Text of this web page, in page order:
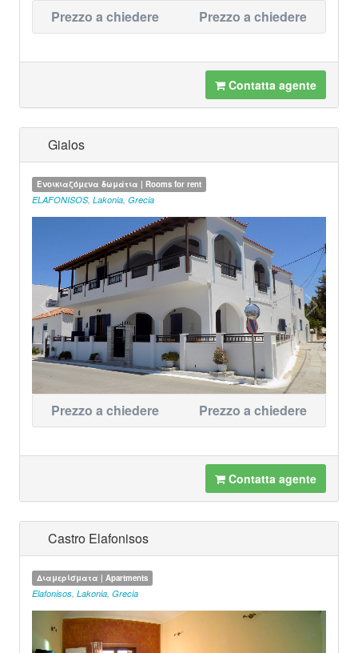
Prezzo a chiedere Prezzo a chiedere
Contatta agente
Gialos
Ενοικιαζόμενα δωμάτια | Rooms for rent
ELAFONISOS, Lakonia, Grecia
Prezzo a chiedere Prezzo a chiedere
Contatta agente
Castro Elafonisos
Διαμερίσματα | Apartments
Elafonisos Lakonia Grecia